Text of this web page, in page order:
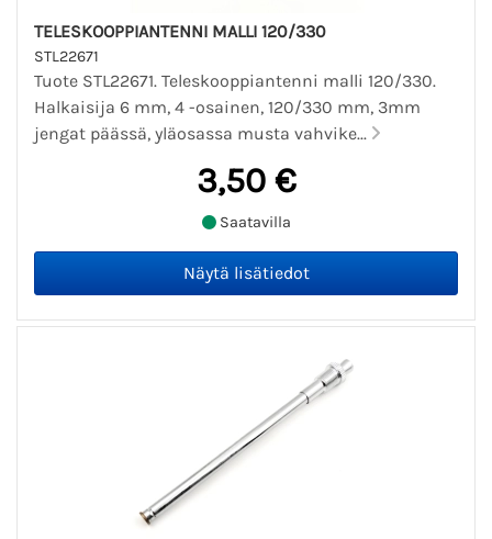
TELESKOOPPIANTENNI MALLI 120/330
STL22671
Tuote STL22671. Teleskooppiantenni malli 120/330.
Halkaisija 6 mm, 4 -osainen, 120/330 mm, 3mm
jengat päässä, yläosassa musta vahvike...
3,50 €
Saatavilla